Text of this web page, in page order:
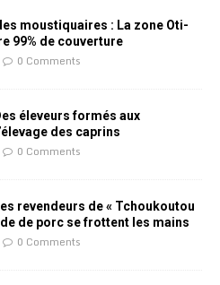
moustiquaires : La zone Oti-
99% de couverture
0 Comments
éleveurs formés aux
des caprins
0 Comments
revendeurs de « Tchoukoutou
de porc se frottent les mains
0 Comments